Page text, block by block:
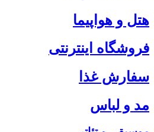
هتل و هواپیما
فروشگاه اینترنتی
سفارش غذا
مد و لباس